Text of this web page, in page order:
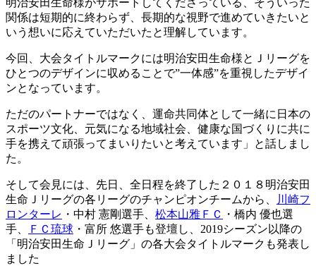
関係は短期的に終わらず、長期的な視野で進めていきたいと
いう想いに応えていただいたと理解しています。
今回、大会タイトルマークには明治安田生命様とＪリーグを
ひとつのデザインに収めることで”一体感”を重視したデザイ
ンとなっています。
ただのパートナーではなく、運命共同体として一緒に日本の
スポーツ文化、元気になる地域社会、健康な国づくりに共に
手を携えて頑張ってまいりたいと考えています」と話しまし
た。
そして会見には、先日、全日程を終了した２０１８明治安田
生命Ｊリーグの各リーグのチャンピオンチームから、
川崎フ
ロンターレ ・中村 憲剛選手、 松本山雅ＦＣ
・橋内 優也選
手、
ＦＣ琉球 ・富所 悠選手も登壇し、2019シーズン以降の
「明治安田生命Ｊリーグ」の各大会タイトルマークも発表し
ました